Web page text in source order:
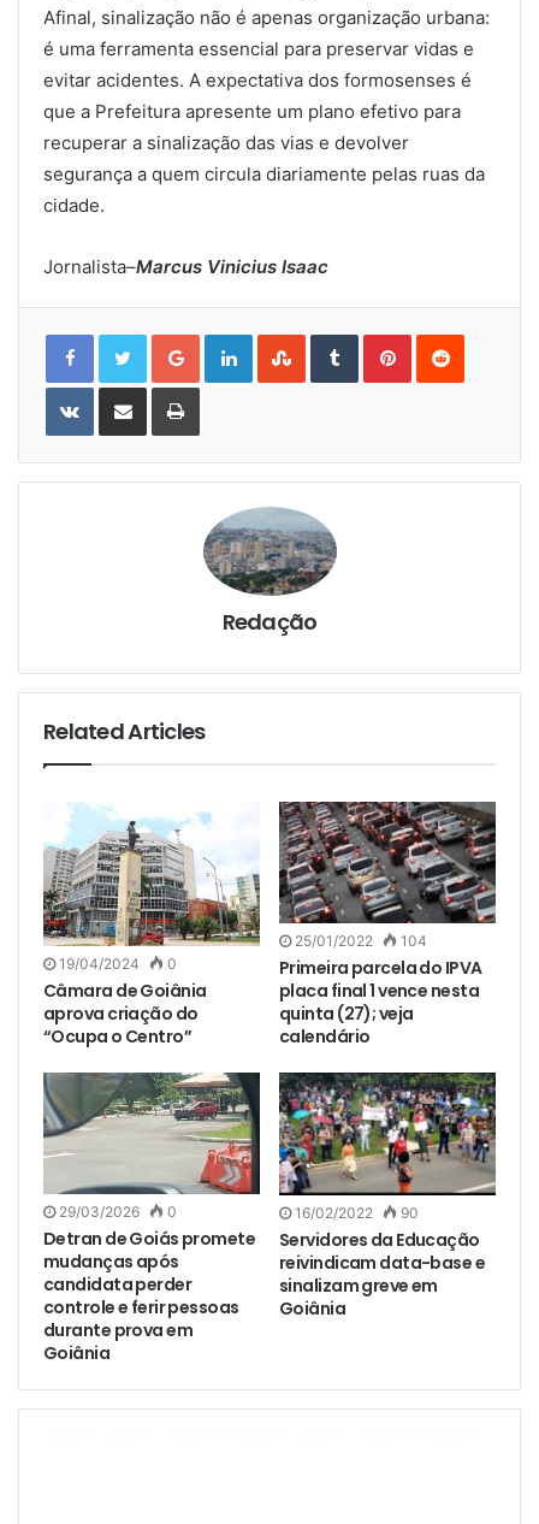
Afinal, sinalização não é apenas organização urbana:
é uma ferramenta essencial para preservar vidas e
evitar acidentes. A expectativa dos formosenses é
que a Prefeitura apresente um plano efetivo para
recuperar a sinalização das vias e devolver
segurança a quem circula diariamente pelas ruas da
cidade.
Jornalista–Marcus Vinicius Isaac
Google+LinkedInStumbleUpon
TumblrPinterestReddit
VKontakteShare
Email
Print
Redação
Related Articles
19/04/2024 0
Câmara de Goiânia
aprova criação do
“Ocupa o Centro”
25/01/2022 104
Primeira parcela do IPVA
placa final 1 vence nesta
quinta (27); veja
calendário
29/03/2026 0
Detran de Goiás promete
mudanças após
candidata perder
controle e ferir pessoas
durante prova em
Goiânia
16/02/2022 90
Servidores da Educação
reivindicam data-base e
sinalizam greve em
Goiânia